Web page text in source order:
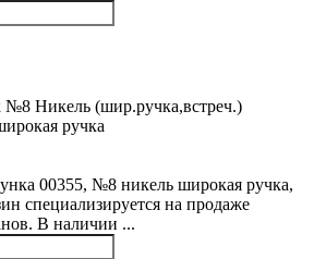
ручка
00355, №8 никель широкая ручка,
специализируется на продаже
В наличии ...